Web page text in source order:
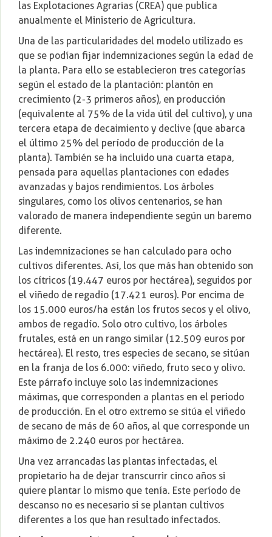
las Explotaciones Agrarias (CREA) que publica
anualmente el Ministerio de Agricultura.
Una de las particularidades del modelo utilizado es
que se podían fijar indemnizaciones según la edad de
la planta. Para ello se establecieron tres categorías
según el estado de la plantación: plantón en
crecimiento (2-3 primeros años), en producción
(equivalente al 75% de la vida útil del cultivo), y una
tercera etapa de decaimiento y declive (que abarca
el último 25% del período de producción de la
planta). También se ha incluido una cuarta etapa,
pensada para aquellas plantaciones con edades
avanzadas y bajos rendimientos. Los árboles
singulares, como los olivos centenarios, se han
valorado de manera independiente según un baremo
diferente.
Las indemnizaciones se han calculado para ocho
cultivos diferentes. Así, los que más han obtenido son
los cítricos (19.447 euros por hectárea), seguidos por
el viñedo de regadío (17.421 euros). Por encima de
los 15.000 euros/ha están los frutos secos y el olivo,
ambos de regadío. Solo otro cultivo, los árboles
frutales, está en un rango similar (12.509 euros por
hectárea). El resto, tres especies de secano, se sitúan
en la franja de los 6.000: viñedo, fruto seco y olivo.
Este párrafo incluye solo las indemnizaciones
máximas, que corresponden a plantas en el periodo
de producción. En el otro extremo se sitúa el viñedo
de secano de más de 60 años, al que corresponde un
máximo de 2.240 euros por hectárea.
Una vez arrancadas las plantas infectadas, el
propietario ha de dejar transcurrir cinco años si
quiere plantar lo mismo que tenía. Este período de
descanso no es necesario si se plantan cultivos
diferentes a los que han resultado infectados.